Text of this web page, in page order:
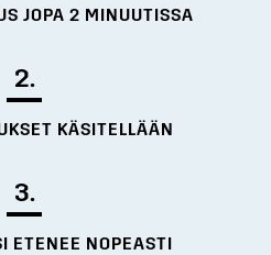
JOPA 2 MINUUTISSA
2.
KÄSITELLÄÄN
3.
ETENEE NOPEASTI